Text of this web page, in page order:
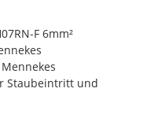
F 6mm²
Staubeintritt und